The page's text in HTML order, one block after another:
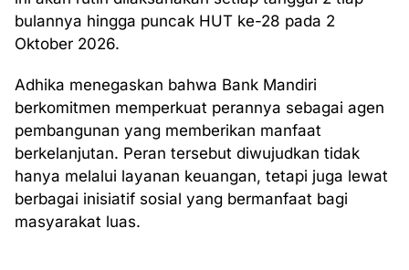
bulannya hingga puncak HUT ke-28 pada 2
Oktober 2026.
Adhika menegaskan bahwa Bank Mandiri
berkomitmen memperkuat perannya sebagai agen
pembangunan yang memberikan manfaat
berkelanjutan. Peran tersebut diwujudkan tidak
hanya melalui layanan keuangan, tetapi juga lewat
berbagai inisiatif sosial yang bermanfaat bagi
masyarakat luas.